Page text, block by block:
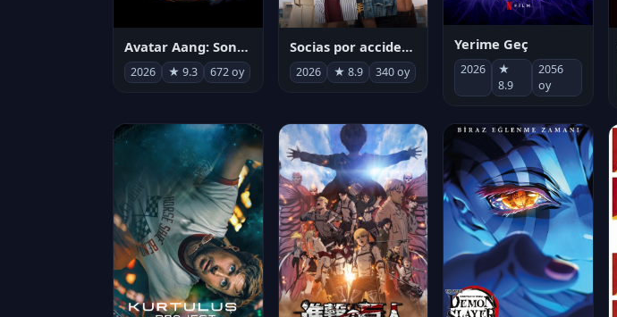
Avatar Aang: Son Havabükücü
2026 ★ 9.3 672 oy
Socias por accidente
2026 ★ 8.9 340 oy
Yerime Geç
2026
★
8.9
2056
oy